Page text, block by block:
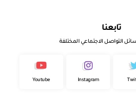
تابعنا
التواصل الاجتماعي المختلفة
Instagram
Youtube